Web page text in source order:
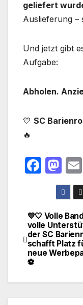
geliefert
Auslieferung –
Und jetzt gibt
Aufgabe:
Abholen.
💙 SC
🔥
F
e
b
o
k
M
a
st
o
d
o
💙🤍 Volle
volle
der SC
schafft Platz
neue
⚽